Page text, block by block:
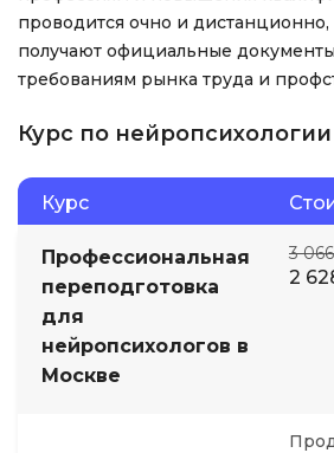
проводится очно и
получают официальные
требованиям рынка труда и
Курс по
Курс
Профессиональная
переподготовка
для
нейропсихологов в
Москве
3
2